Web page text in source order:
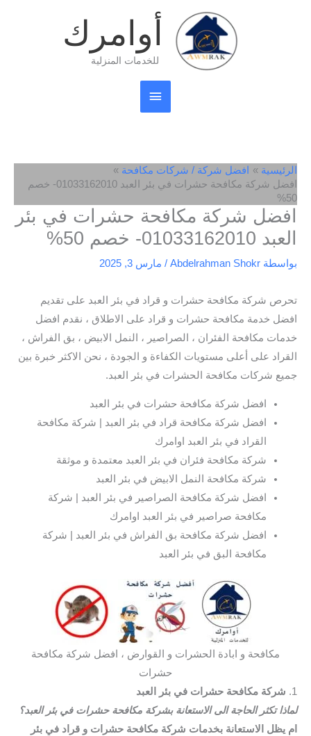
أوامرك
للخدمات المنزلية
القائمة
الرئيسية
الرئيسية
افضل شركة / شركات مكافحة
افضل شركة مكافحة حشرات في بئر العبد 01033162010- خصم
50%
افضل شركة مكافحة حشرات في بئر
العبد 01033162010- خصم 50%
بواسطة Abdelrahman Shokr
/ مارس 3, 2025
تحرص شركة مكافحة حشرات و قراد في بئر العبد على تقديم
افضل خدمة مكافحة حشرات و قراد على الاطلاق ، نقدم افضل
خدمات مكافحة الفئران ، الصراصير ، النمل الابيض ، بق الفراش ،
القراد على أعلى مستويات الكفاءة و الجودة ، نحن الاكثر خبرة بين
جميع شركات مكافحة الحشرات في بئر العبد.
افضل شركة مكافحة حشرات في بئر العبد
افضل شركة مكافحة قراد في بئر العبد | شركة مكافحة
القراد في بئر العبد اوامرك
شركة مكافحة فئران في بئر العبد معتمدة و موثقة
شركة مكافحة النمل الابيض في بئر العبد
افضل شركة مكافحة الصراصير في بئر العبد | شركة
مكافحة صراصير في بئر العبد اوامرك
افضل شركة مكافحة بق الفراش في بئر العبد | شركة
مكافحة البق في بئر العبد
مكافحة و ابادة الحشرات و القوارض ، افضل شركة مكافحة
حشرات
1.
شركة مكافحة حشرات في بئر العبد
لماذا تكثر الحاجة الى الاستعانة بشركة مكافحة حشرات في بئر العبد؟
ام يظل الاستعانة بخدمات شركة مكافحة حشرات و قراد في بئر